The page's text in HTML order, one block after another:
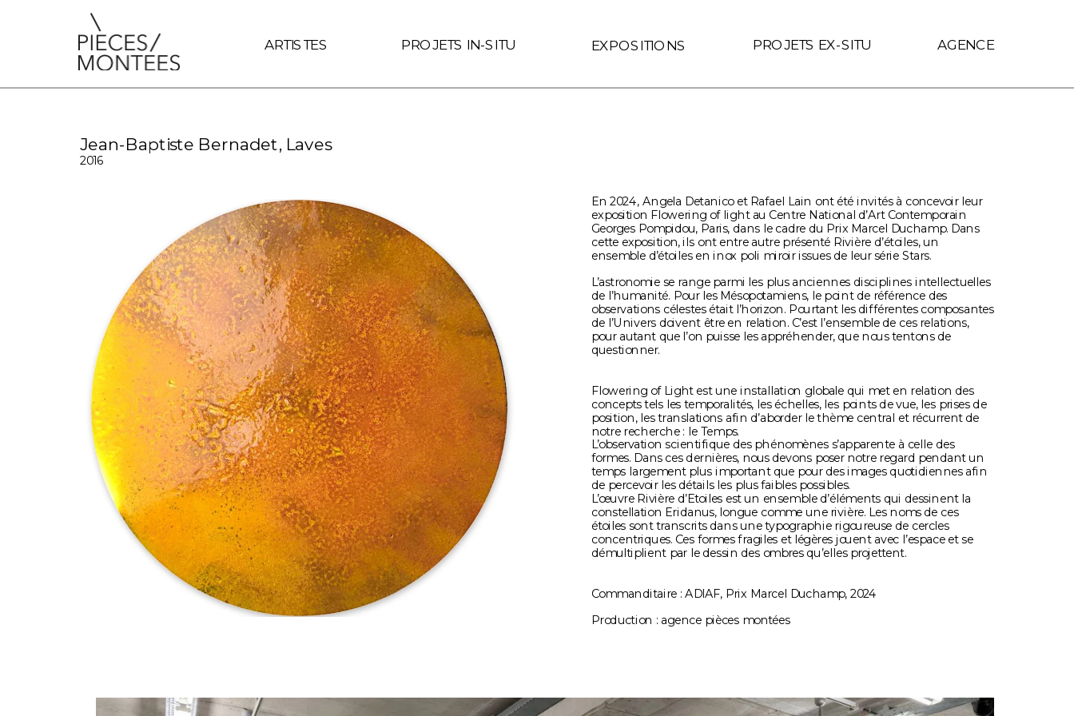
Jean-Baptiste Bernadet, Laves
2016
En 2024, Angela Detanico et Rafael Lain ont été invités à concevoir leur
exposition Flowering of light au Centre National d’Art Contemporain
Georges Pompidou, Paris, dans le cadre du Prix Marcel Duchamp. Dans
cette exposition, ils ont entre autre présenté Rivière d’étoiles, un
ensemble d’étoiles en inox poli miroir issues de leur série Stars.
L’astronomie se range parmi les plus anciennes disciplines intellectuelles
de l’humanité. Pour les Mésopotamiens, le point de référence des
observations célestes était l’horizon. Pourtant les différentes composantes
de l’Univers doivent être en relation. C’est l’ensemble de ces relations,
pour autant que l’on puisse les appréhender, que nous tentons de
questionner.
Flowering of Light est une installation globale qui met en relation des
concepts tels les temporalités, les échelles, les points de vue, les prises de
position, les translations afin d’aborder le thème central et récurrent de
notre recherche : le Temps.
L’observation scientifique des phénomènes s’apparente à celle des
formes. Dans ces dernières, nous devons poser notre regard pendant un
temps largement plus important que pour des images quotidiennes afin
de percevoir les détails les plus faibles possibles.
L’œuvre Rivière d’Etoiles est un ensemble d’éléments qui dessinent la
constellation Eridanus, longue comme une rivière. Les noms de ces
étoiles sont transcrits dans une typographie rigoureuse de cercles
concentriques. Ces formes fragiles et légères jouent avec l’espace et se
démultiplient par le dessin des ombres qu’elles projettent.
Commanditaire : ADIAF, Prix Marcel Duchamp, 2024
Production : agence pièces montées
ARTISTES PROJETS IN-SITU EXPOSITIONS PROJETS EX-SITU AGENCE